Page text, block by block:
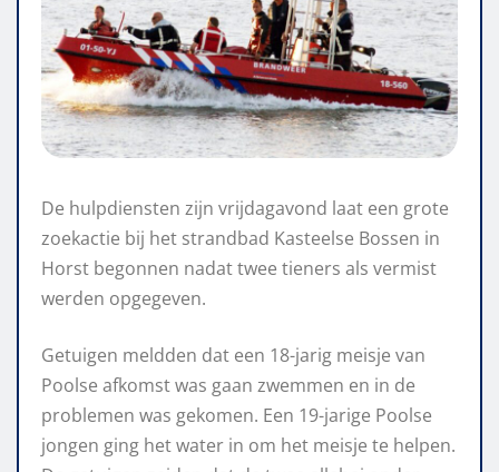
De hulpdiensten zijn vrijdagavond laat een grote
zoekactie bij het strandbad Kasteelse Bossen in
Horst begonnen nadat twee tieners als vermist
werden opgegeven.
Getuigen meldden dat een 18-jarig meisje van
Poolse afkomst was gaan zwemmen en in de
problemen was gekomen. Een 19-jarige Poolse
jongen ging het water in om het meisje te helpen.